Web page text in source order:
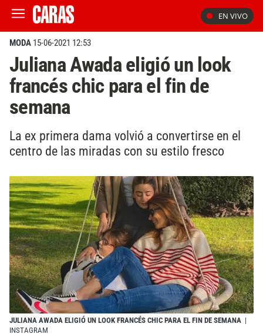
EN VIVO
MODA 15-06-2021 12:53
Juliana Awada eligió un look
francés chic para el fin de
semana
La ex primera dama volvió a convertirse en el
centro de las miradas con su estilo fresco
JULIANA AWADA ELIGIÓ UN LOOK FRANCÉS CHIC PARA EL FIN DE SEMANA |
INSTAGRAM